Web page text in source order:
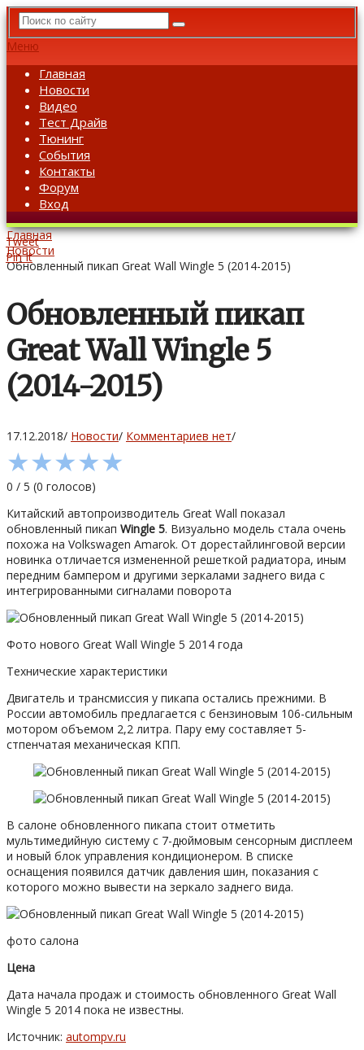
Меню
Главная
Новости
Видео
Тест Драйв
Тюнинг
События
Контакты
Форум
Вход
Главная
Новости
Обновленный пикап Great Wall Wingle 5 (2014-2015)
Обновленный пикап
Great Wall Wingle 5
(2014-2015)
17.12.2018/ Новости/ Комментариев нет/
★★★★★
0 / 5 (0 голосов)
Китайский автопроизводитель Great Wall показал
обновленный пикап Wingle 5. Визуально модель стала очень
похожа на Volkswagen Amarok. От дорестайлинговой версии
новинка отличается измененной решеткой радиатора, иным
передним бампером и другими зеркалами заднего вида с
интегрированными сигналами поворота
Фото нового Great Wall Wingle 5 2014 года
Технические характеристики
Двигатель и трансмиссия у пикапа остались прежними. В
России автомобиль предлагается с бензиновым 106-сильным
мотором объемом 2,2 литра. Пару ему составляет 5-
стпенчатая механическая КПП.
В салоне обновленного пикапа стоит отметить
мультимедийную систему с 7-дюймовым сенсорным дисплеем
и новый блок управления кондиционером. В списке
оснащения появился датчик давления шин, показания с
которого можно вывести на зеркало заднего вида.
фото салона
Цена
Дата начала продаж и стоимость обновленного Great Wall
Wingle 5 2014 пока не известны.
Источник: autompv.ru
Tweet
Pin It